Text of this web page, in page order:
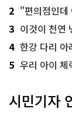
2 "편의점인데 아
3 이것이 천연
4 한강 다리
5 우리 아이 체
시민기자